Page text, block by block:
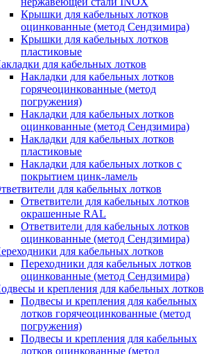
Крышки для кабельных лотков
оцинкованные (метод Сендзимира)
Крышки для кабельных лотков
пластиковые
для кабельных лотков
Накладки для кабельных лотков
горячеоцинкованные (метод
погружения)
Накладки для кабельных лотков
оцинкованные (метод Сендзимира)
Накладки для кабельных лотков
пластиковые
Накладки для кабельных лотков с
покрытием цинк-ламель
для кабельных лотков
Ответвители для кабельных лотков
окрашенные RAL
Ответвители для кабельных лотков
оцинкованные (метод Сендзимира)
для кабельных лотков
Переходники для кабельных лотков
оцинкованные (метод Сендзимира)
и крепления для кабельных лотков
Подвесы и крепления для кабельных
лотков горячеоцинкованные (метод
погружения)
Подвесы и крепления для кабельных
лотков оцинкованные (метод